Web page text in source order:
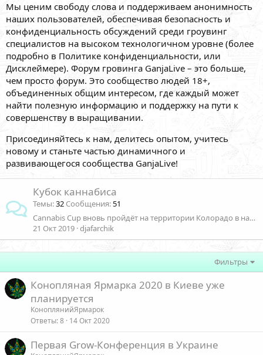
Мы ценим свободу слова и поддерживаем анонимность
наших пользователей, обеспечивая безопасность и
конфиденциальность обсуждений среди гроувинг
специалистов на высоком технологичном уровне (более
подробно в Политике конфиденциальности, или
Дисклеймере). Форум гровинга GanjaLive – это больше,
чем просто форум. Это сообщество людей 18+,
объединенных общим интересом, где каждый может
найти полезную информацию и поддержку на пути к
совершенству в выращивании.
Присоединяйтесь к нам, делитесь опытом, учитесь
новому и станьте частью динамичного и
развивающегося сообщества GanjaLive!
Кубок каннабиса
Темы 32 Сообщения 51
Cannabis Cup вновь пройдёт на территории Колорадо в начале ноября
21 Окт 2019 djafarchik
Фильтры
Конопляная Ярмарка 2020 в Киеве уже
планируется
КоноплянийЯрмарок
Ответы 8 14 Окт 2020
Первая Grow-Конференция в Украине